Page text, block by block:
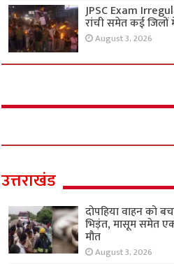
JPSC Exam
रांची समेत कई जिलों
August 3, 2026
उत्तराखंड
दोपहिया वाहन को
भिड़ंत, मासूम समेत
मौत
August 3, 2026